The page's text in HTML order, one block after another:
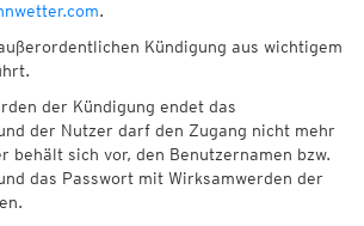
.
Kündigung aus wichtigem
der Kündigung endet das
der Nutzer darf den Zugang nicht mehr
behält sich vor, den Benutzernamen bzw.
das Passwort mit Wirksamwerden der